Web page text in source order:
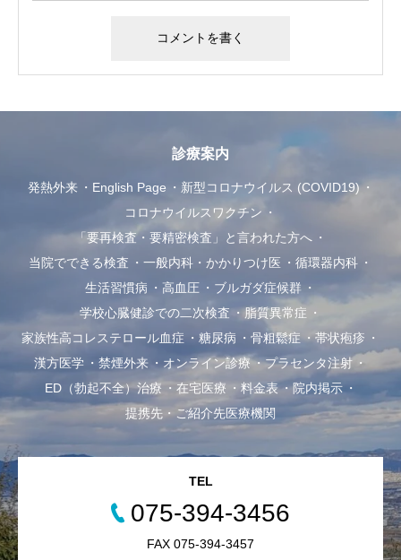
診療案内
発熱外来 English Page
新型コロナウイルス (COVID19)
コロナウイルスワクチン
「要再検査・要精密検査」と言われた方へ
当院でできる検査
一般内科・かかりつけ医
循環器内科
生活習慣病
高血圧
ブルガダ症候群
学校心臓健診での二次検査
脂質異常症
家族性高コレステロール血症
糖尿病 骨粗鬆症
帯状疱疹
漢方医学
禁煙外来 オンライン診療
プラセンタ注射
ED（勃起不全）治療
在宅医療 料金表
院内掲示
提携先・ご紹介先医療機関
TEL
075-394-3456
FAX 075-394-3457